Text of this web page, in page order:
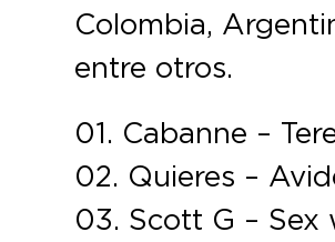
Colombia,
entre otros.
01. Cabanne –
02. Quieres –
03. Scott G –